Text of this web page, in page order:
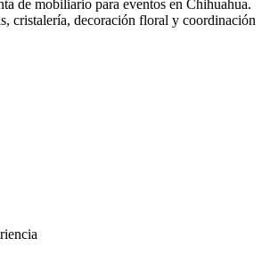
de mobiliario para eventos en Chihuahua.
cristalería, decoración floral y coordinación